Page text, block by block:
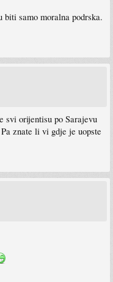
samo moralna podrska.
svi orijentisu po Sarajevu
znate li vi gdje je uopste